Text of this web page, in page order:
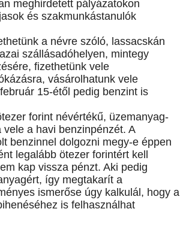
meghirdetett pályázatokon
és szakmunkástanulók
a névre szóló, lassacskán
szállásadóhelyen, mintegy
fizethetünk vele
vásárolhatunk vele
15-étől pedig benzint is
forint névértékű, üzemanyag-
a havi benzinpénzét. A
benzinnel dolgozni megy-e éppen
legalább ötezer forintért kell
kap vissza pénzt. Aki pedig
így megtakarít a
ismerőse úgy kalkulál, hogy a
is felhasználhat